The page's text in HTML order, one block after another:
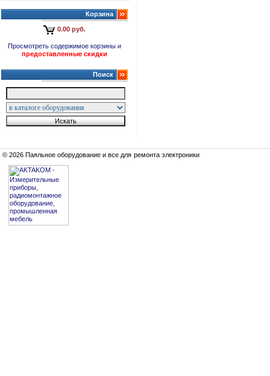
Корзина
0.00 руб.
Просмотреть содержимое корзины и
предоставленные скидки
Поиск
© 2026 Паяльное оборудование и все для ремонта электроники